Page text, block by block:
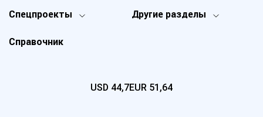
Спецпроекты Другие разделы
Справочник
USD 44,7EUR 51,64